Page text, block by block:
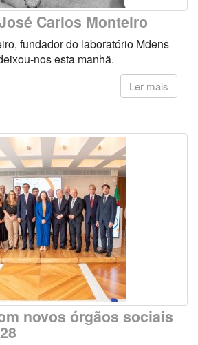
Carlos Monteiro
fundador do laboratório Mdens
nos esta manhã.
Ler mais
novos órgãos sociais